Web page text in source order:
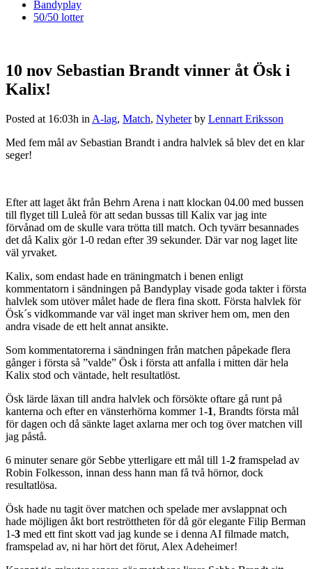
Bandyplay
50/50 lotter
10 nov Sebastian Brandt vinner åt Ösk i
Kalix!
Posted at 16:03h in A-lag, Match, Nyheter by Lennart Eriksson
Med fem mål av Sebastian Brandt i andra halvlek så blev det en klar
seger!
Efter att laget åkt från Behrn Arena i natt klockan 04.00 med bussen
till flyget till Luleå för att sedan bussas till Kalix var jag inte
förvånad om de skulle vara trötta till match. Och tyvärr besannades
det då Kalix gör 1-0 redan efter 39 sekunder. Där var nog laget lite
väl yrvaket.
Kalix, som endast hade en träningmatch i benen enligt
kommentatorn i sändningen på Bandyplay visade goda takter i första
halvlek som utöver målet hade de flera fina skott. Första halvlek för
Ösk´s vidkommande var väl inget man skriver hem om, men den
andra visade de ett helt annat ansikte.
Som kommentatorerna i sändningen från matchen påpekade flera
gånger i första så ”valde” Ösk i första att anfalla i mitten där hela
Kalix stod och väntade, helt resultatlöst.
Ösk lärde läxan till andra halvlek och försökte oftare gå runt på
kanterna och efter en vänsterhörna kommer 1-1, Brandts första mål
för dagen och då sänkte laget axlarna mer och tog över matchen vill
jag påstå.
6 minuter senare gör Sebbe ytterligare ett mål till 1-2 framspelad av
Robin Folkesson, innan dess hann man få två hörnor, dock
resultatlösa.
Ösk hade nu tagit över matchen och spelade mer avslappnat och
hade möjligen åkt bort reströttheten för då gör elegante Filip Berman
1-3 med ett fint skott vad jag kunde se i denna AI filmade match,
framspelad av, ni har hört det förut, Alex Adeheimer!